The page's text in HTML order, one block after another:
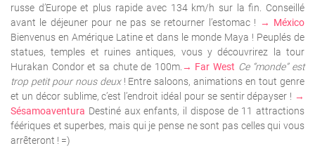
russe d’Europe et plus rapide avec 134 km/h sur la fin. Conseillé
avant le déjeuner pour ne pas se retourner l’estomac ! → México
Bienvenus en Amérique Latine et dans le monde Maya ! Peuplés de
statues, temples et ruines antiques, vous y découvrirez la tour
Hurakan Condor et sa chute de 100m. → Far West Ce “monde” est
trop petit pour nous deux! Entre saloons, animations en tout genre
et un décor sublime, c’est l’endroit idéal pour se sentir dépayser ! →
Sésamoaventura Destiné aux enfants, il dispose de 11 attractions
féériques et superbes, mais qui je pense ne sont pas celles qui vous
arrêteront ! =)